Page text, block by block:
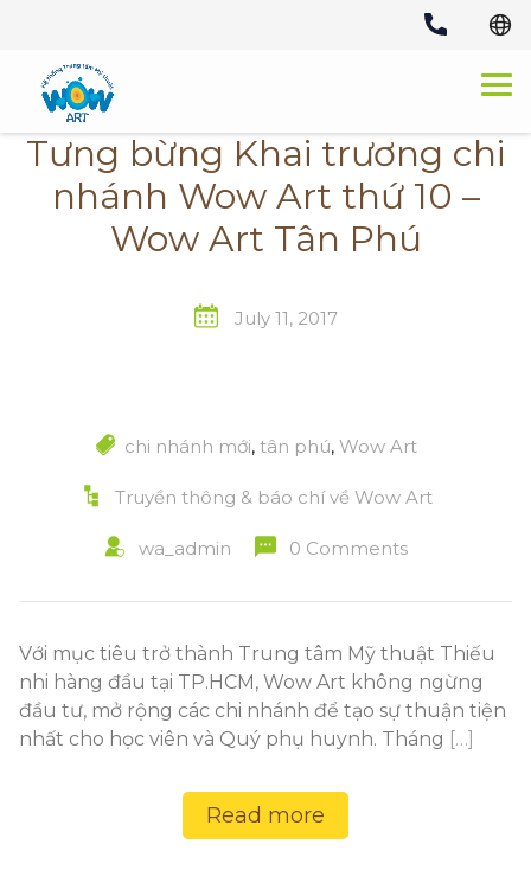
content
Tưng bừng Khai trương chi
nhánh Wow Art thứ 10 –
Wow Art Tân Phú
July 11, 2017
chi nhánh mới, tân phú, Wow Art
Truyền thông & báo chí về Wow Art
wa_admin 0 Comments
Với mục tiêu trở thành Trung tâm Mỹ thuật Thiếu
nhi hàng đầu tại TP.HCM, Wow Art không ngừng
đầu tư, mở rộng các chi nhánh để tạo sự thuận tiện
nhất cho học viên và Quý phụ huynh. Tháng […]
Read more